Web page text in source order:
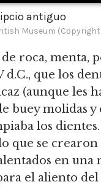
antiguo
Museum
roca, menta,
d.C., que los
(aunque les
molidas y
los
que se
en una
el aliento